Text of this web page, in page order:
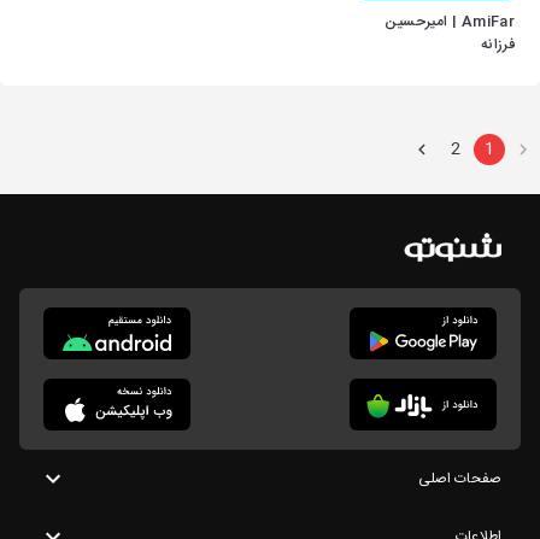
AmiFar | امیرحسین
فرزانه
1
2
صفحات اصلی